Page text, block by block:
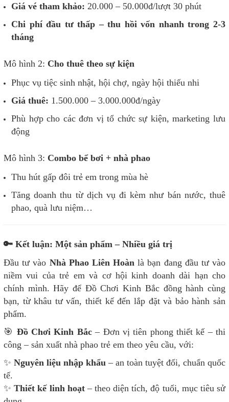
Giá vé tham khảo: 20.000 – 50.000đ/lượt 30 phút
Chi phí đầu tư thấp – thu hồi vốn nhanh trong 2-3
tháng
Mô hình 2: Cho thuê theo sự kiện
Phục vụ tiệc sinh nhật, hội chợ, ngày hội thiếu nhi
Giá thuê: 1.500.000 – 3.000.000đ/ngày
Phù hợp cho các đơn vị tổ chức sự kiện, marketing lưu
động
Mô hình 3: Combo bể bơi + nhà phao
Thu hút gấp đôi trẻ em trong mùa hè
Tăng doanh thu từ dịch vụ đi kèm như bán nước, thuê
phao, quà lưu niệm…
🔑 Kết luận: Một sản phẩm – Nhiều giá trị
Đầu tư vào Nhà Phao Liên Hoàn là bạn đang đầu tư vào
niềm vui của trẻ em và cơ hội kinh doanh dài hạn cho
chính mình. Hãy để Đồ Chơi Kinh Bắc đồng hành cùng
bạn, từ khâu tư vấn, thiết kế đến lắp đặt và bảo hành sản
phẩm.
🎯 Đồ Chơi Kinh Bắc– Đơn vị tiên phong thiết kế – thi
công – sản xuất nhà phao trẻ em theo yêu cầu, với:
✨ Nguyên liệu nhập khẩu – an toàn tuyệt đối, chuẩn quốc
tế.
✨Thiết kế linh hoạt– theo diện tích, độ tuổi, mục tiêu sử